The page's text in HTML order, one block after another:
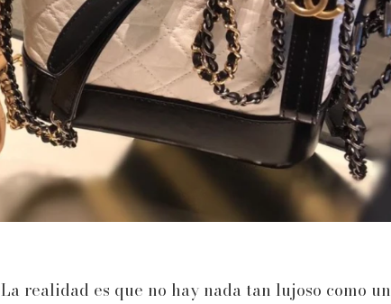
La realidad es que no hay nada tan lujoso como un